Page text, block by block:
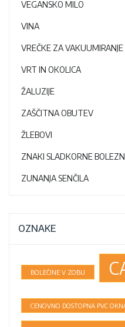
VEGANSKO MILO
VINA
VREČKE ZA VAKUUMIRANJE
VRT IN OKOLICA
ŽALUZIJE
ZAŠČITNA OBUTEV
ŽLEBOVI
ZNAKI SLADKORNE
ZUNANJA SENČILA
OZNAKE
BOLEČINE V ZOBU
CENOVNO DOSTOPNA PVC